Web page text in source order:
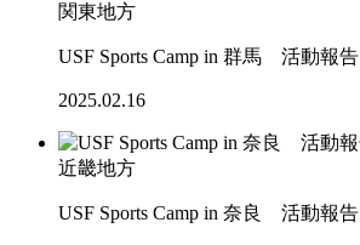
関東地方
USF Sports Camp in 群馬 活動報告
2025.02.16
近畿地方
USF Sports Camp in 奈良 活動報告